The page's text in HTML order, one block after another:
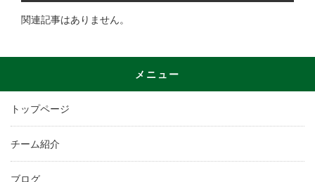
関連記事はありません。
メニュー
トップページ
チーム紹介
ブログ